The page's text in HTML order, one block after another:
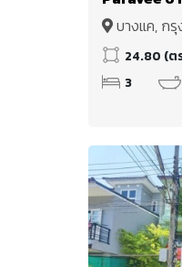
โฮมหน้ากว้า
(ต่อเติมครัว
พิเศษ!]
บางแค, ก
24.80 (ต
3